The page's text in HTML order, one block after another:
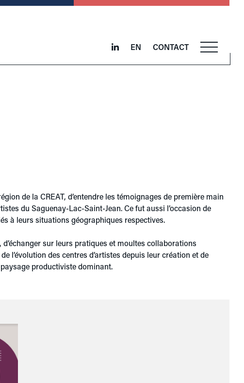
EN CONTACT
de la CREAT, d’entendre les témoignages de première main
du Saguenay-Lac-Saint-Jean. Ce fut aussi l’occasion de
à leurs situations géographiques respectives.
sur leurs pratiques et moultes collaborations
l’évolution des centres d’artistes depuis leur création et de
productiviste dominant.